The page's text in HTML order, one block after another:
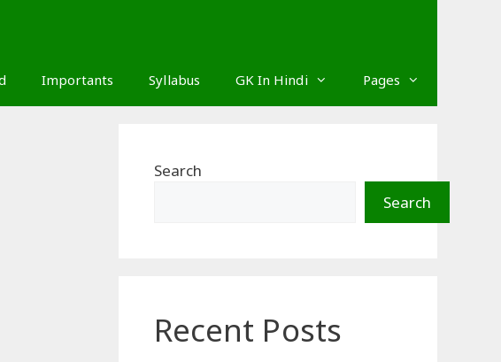
Importants Syllabus GK In Hindi Pages
Search
Search
Recent Posts